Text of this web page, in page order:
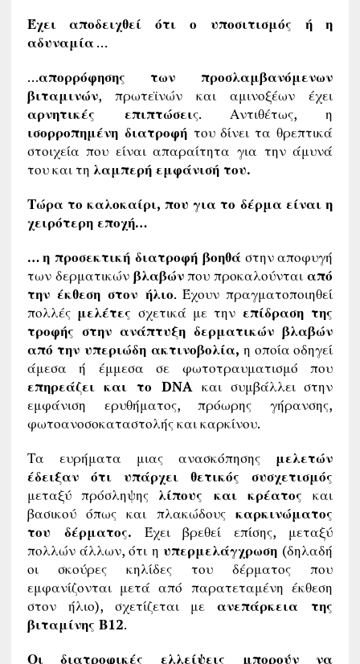
Έχει αποδειχθεί ότι ο υποσιτισμός ή η
αδυναμία…
…απορρόφησης των προσλαμβανόμενων
βιταμινών, πρωτεϊνών και αμινοξέων έχει
αρνητικές επιπτώσεις. Αντιθέτως, η
ισορροπημένη διατροφή του δίνει τα θρεπτικά
στοιχεία που είναι απαραίτητα για την άμυνά
του και τη λαμπερή εμφάνισή του.
Τώρα το καλοκαίρι, που για το δέρμα είναι η
χειρότερη εποχή…
… η προσεκτική διατροφή βοηθάστην αποφυγή
των δερματικών βλαβώνπου προκαλούνταιαπό
την έκθεση στον ήλιο. Έχουν πραγματοποιηθεί
πολλές μελέτες σχετικά με την επίδραση της
τροφής στην ανάπτυξη δερματικών βλαβών
από την υπεριώδη ακτινοβολία, η οποία οδηγεί
άμεσα ή έμμεσα σε φωτοτραυματισμό που
επηρεάζει και το DNA και συμβάλλει στην
εμφάνιση ερυθήματος, πρόωρης γήρανσης,
φωτοανοσοκαταστολής και καρκίνου.
Τα ευρήματα μιας ανασκόπησης μελετών
έδειξαν ότι υπάρχει θετικός συσχετισμός
μεταξύ πρόσληψης λίπους και κρέατοςκαι
βασικού όπως και πλακώδουςκαρκινώματος
του δέρματος. Έχει βρεθεί επίσης, μεταξύ
πολλών άλλων, ότι ηυπερμελάγχρωση (δηλαδή
οι σκούρες κηλίδες του δέρματος που
εμφανίζονται μετά από παρατεταμένη έκθεση
στον ήλιο), σχετίζεται μεανεπάρκεια της
βιταμίνης Β12.
Οι διατροφικές ελλείψεις μπορούν να